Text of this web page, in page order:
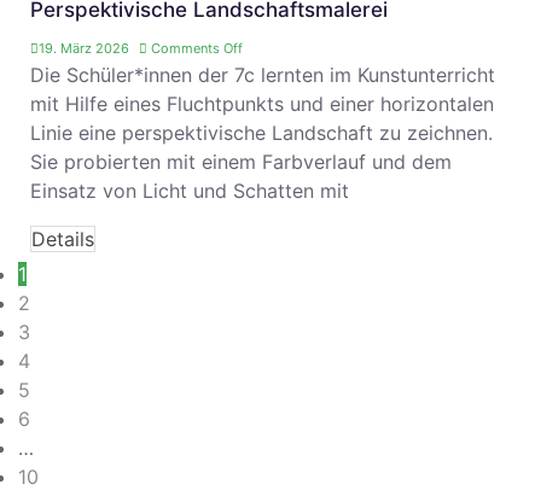
Perspektivische Landschaftsmalerei
19. März 2026 Comments Off
Die Schüler*innen der 7c lernten im Kunstunterricht
mit Hilfe eines Fluchtpunkts und einer horizontalen
Linie eine perspektivische Landschaft zu zeichnen.
Sie probierten mit einem Farbverlauf und dem
Einsatz von Licht und Schatten mit
Details
1
2
3
4
5
6
…
10